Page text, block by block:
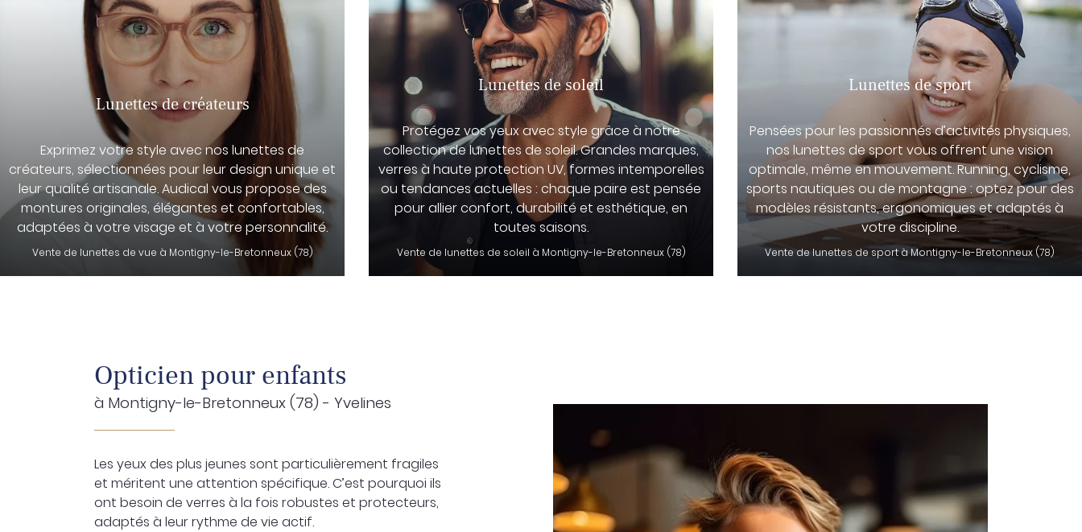
Lunettes de créateurs
Exprimez votre style avec nos lunettes de
créateurs, sélectionnées pour leur design unique et
leur qualité artisanale. Audical vous propose des
montures originales, élégantes et confortables,
adaptées à votre visage et à votre personnalité.
Vente de lunettes de vue à Montigny-le-Bretonneux (78)
Lunettes de soleil
Protégez vos yeux avec style grâce à notre
collection de lunettes de soleil. Grandes marques,
verres à haute protection UV, formes intemporelles
ou tendances actuelles : chaque paire est pensée
pour allier confort, durabilité et esthétique, en
toutes saisons.
Vente de lunettes de soleil à Montigny-le-Bretonneux (78)
Lunettes de sport
Pensées pour les passionnés d’activités physiques,
nos lunettes de sport vous offrent une vision
optimale, même en mouvement. Running, cyclisme,
sports nautiques ou de montagne : optez pour des
modèles résistants, ergonomiques et adaptés à
votre discipline.
Vente de lunettes de sport à Montigny-le-Bretonneux (78)
Opticien pour enfants
à Montigny-le-Bretonneux (78) - Yvelines
Les yeux des plus jeunes sont particulièrement fragiles
et méritent une attention spécifique. C’est pourquoi ils
ont besoin de verres à la fois robustes et protecteurs,
adaptés à leur rythme de vie actif.